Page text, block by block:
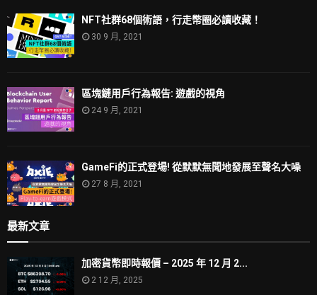
NFT社群68個術語，行走幣圈必讀收藏！
30 9 月, 2021
區塊鏈用戶行為報告: 遊戲的視角
24 9 月, 2021
GameFi的正式登場! 從默默無聞地發展至聲名大噪
27 8 月, 2021
最新文章
加密貨幣即時報價 – 2025 年 12 月 2...
2 12 月, 2025